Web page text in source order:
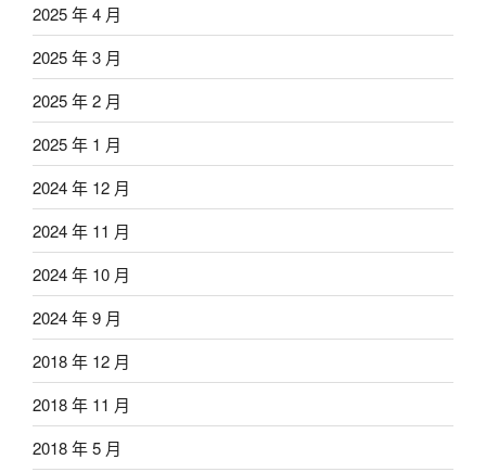
2025 年 4 月
2025 年 3 月
2025 年 2 月
2025 年 1 月
2024 年 12 月
2024 年 11 月
2024 年 10 月
2024 年 9 月
2018 年 12 月
2018 年 11 月
2018 年 5 月